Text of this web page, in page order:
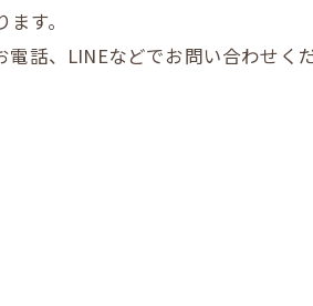
す。
話、LINEなどでお問い合わせくだ